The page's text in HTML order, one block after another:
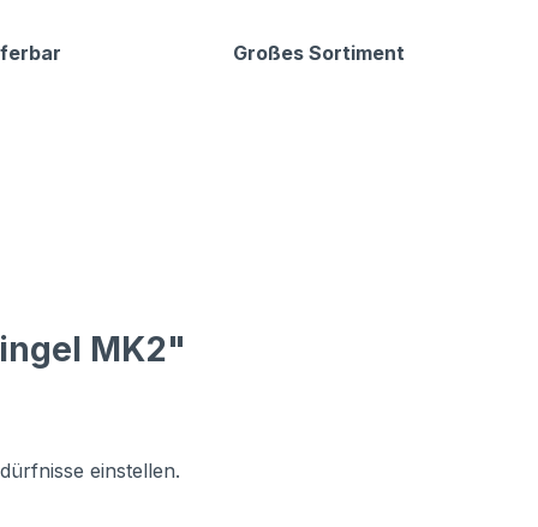
Großes Sortiment
MK2"
einstellen.